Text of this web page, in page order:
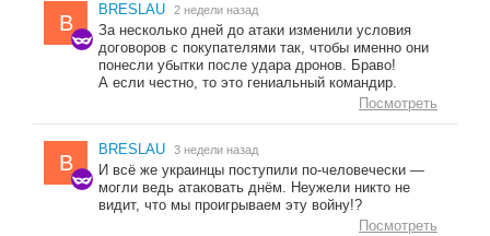
B
BRESLAU 2 недели назад
За несколько дней до атаки изменили условия
договоров с покупателями так, чтобы именно они
понесли убытки после удара дронов. Браво!
А если честно, то это гениальный командир.
Посмотреть
B
BRESLAU 3 недели назад
И всё же украинцы поступили по-человечески —
могли ведь атаковать днём. Неужели никто не
видит, что мы проигрываем эту войну!?
Посмотреть